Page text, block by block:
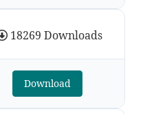
18269 Downloads
Download